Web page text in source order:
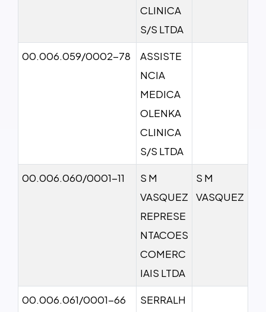
CLINICA
S/S LTDA
00.006.059/0002-78
ASSISTE
NCIA
MEDICA
OLENKA
CLINICA
S/S LTDA
00.006.060/0001-11
S M
VASQUEZ
REPRESE
NTACOES
COMERC
IAIS LTDA
S M
VASQUEZ
00.006.061/0001-66
SERRALH